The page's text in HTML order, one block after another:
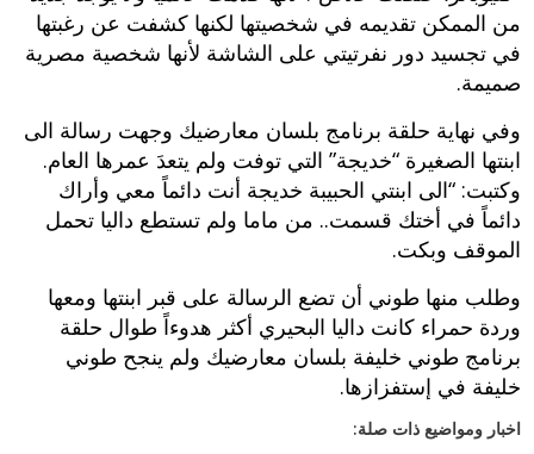
من الممكن تقديمه في شخصيتها لكنها كشفت عن رغبتها
في تجسيد دور نفرتيتي على الشاشة لأنها شخصية مصرية
صميمة.
وفي نهاية حلقة برنامج بلسان معارضيك وجهت رسالة الى
ابنتها الصغيرة “خديجة” التي توفت ولم يتعدَ عمرها العام.
وكتبت: “الى ابنتي الحبيبة خديجة أنت دائماً معي وأراك
دائماً في أختك قسمت.. من ماما ولم تستطع داليا تحمل
الموقف وبكت.
وطلب منها طوني أن تضع الرسالة على قبر ابنتها ومعها
وردة حمراء كانت داليا البحيري أكثر هدوءاً طوال حلقة
برنامج طوني خليفة بلسان معارضيك ولم ينجح طوني
خليفة في إستفزازها.
اخبار ومواضيع ذات صلة: